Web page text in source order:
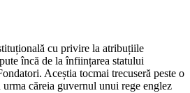
cu privire la atribuțiile
încă de la înființarea statului
Aceștia tocmai trecuseră peste o
urma căreia guvernul unui rege englez